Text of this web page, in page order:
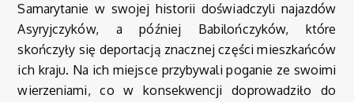
Samarytanie w swojej historii doświadczyli najazdów
Asyryjczyków, a później Babilończyków, które
skończyły się deportacją znacznej części mieszkańców
ich kraju. Na ich miejsce przybywali poganie ze swoimi
wierzeniami, co w konsekwencji doprowadziło do